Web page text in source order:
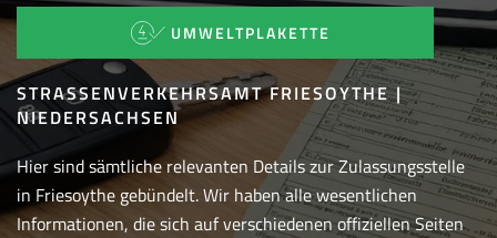
UMWELTPLAKETTE
STRASSENVERKEHRSAMT FRIESOYTHE | N
IEDERSACHSEN
Hier sind sämtliche relevanten Details zur Zulassungsstelle
in Friesoythe gebündelt. Wir haben alle wesentlichen
Informationen, die sich auf verschiedenen offiziellen Seiten